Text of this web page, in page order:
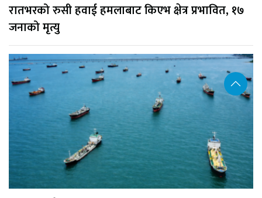
रातभरको रुसी हवाई हमलाबाट किएभ क्षेत्र प्रभावित, १७
जनाको मृत्यु